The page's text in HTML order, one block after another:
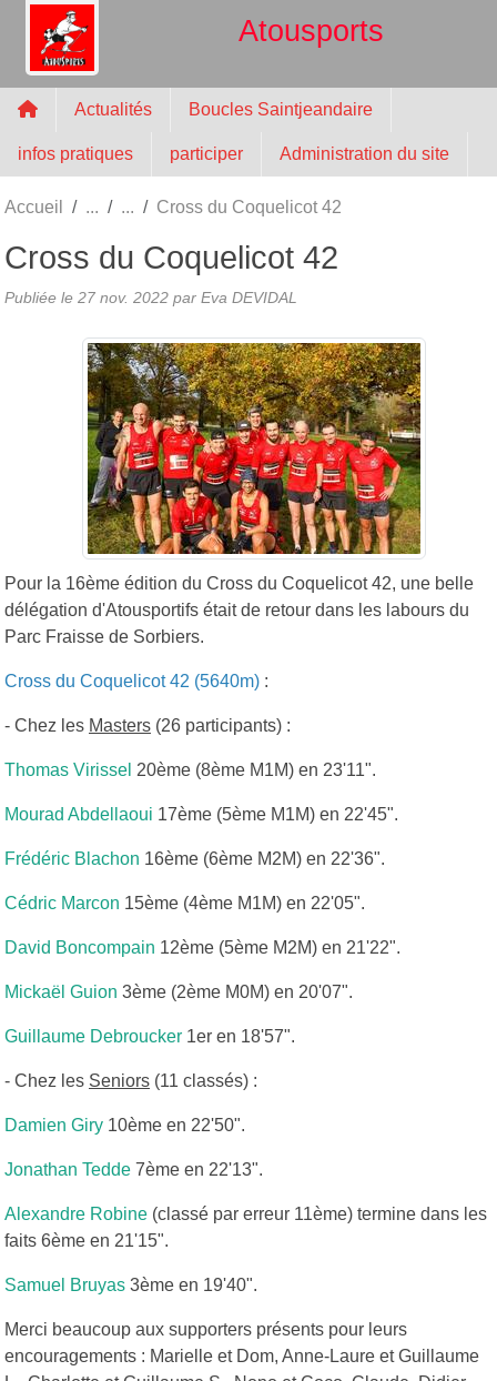
Atousports
Actualités Boucles Saintjeandaire
infos pratiques participer Administration du site
Accueil Cross du Coquelicot 42
Cross du Coquelicot 42
Publiée le 27 nov. 2022 par Eva DEVIDAL
Pour la 16ème édition du Cross du Coquelicot 42, une belle
délégation d'Atousportifs était de retour dans les labours du
Parc Fraisse de Sorbiers.
Cross du Coquelicot 42 (5640m) :
- Chez les Masters (26 participants) :
Thomas Virissel 20ème (8ème M1M) en 23'11".
Mourad Abdellaoui 17ème (5ème M1M) en 22'45".
Frédéric Blachon 16ème (6ème M2M) en 22'36".
Cédric Marcon 15ème (4ème M1M) en 22'05".
David Boncompain 12ème (5ème M2M) en 21'22".
Mickaël Guion 3ème (2ème M0M) en 20'07".
Guillaume Debroucker 1er en 18'57".
- Chez les Seniors (11 classés) :
Damien Giry 10ème en 22'50".
Jonathan Tedde 7ème en 22'13".
Alexandre Robine (classé par erreur 11ème) termine dans les
faits 6ème en 21'15".
Samuel Bruyas 3ème en 19'40".
Merci beaucoup aux supporters présents pour leurs
encouragements : Marielle et Dom, Anne-Laure et Guillaume
Panneau de gestion des cookies